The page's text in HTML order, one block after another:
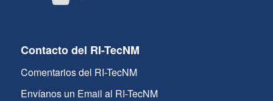
Contacto del RI-TecNM
Comentarios del RI-TecNM
Envíanos un Email al RI-TecNM